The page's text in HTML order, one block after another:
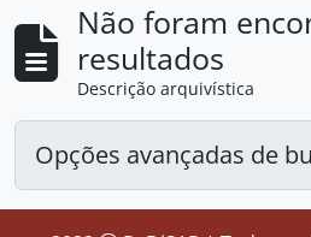
Não foram
resultados
Descrição arquivística
Opções avançadas de